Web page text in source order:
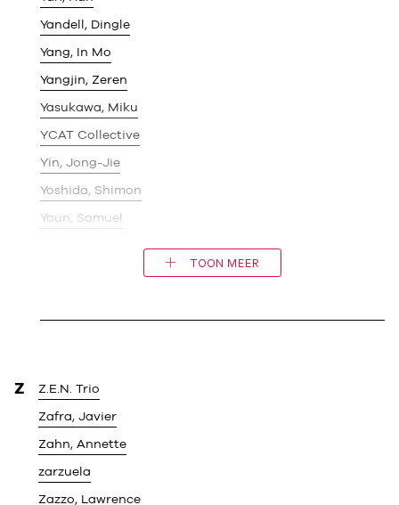
Yandell, Dingle
Yang, In Mo
Yangjin, Zeren
Yasukawa, Miku
YCAT Collective
Yin, Jong-Jie
Yoshida, Shimon
Youn, Samuel
TOON MEER
Z Z.E.N. Trio
Zafra, Javier
Zahn, Annette
zarzuela
Zazzo, Lawrence